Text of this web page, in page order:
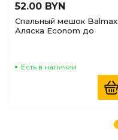
52.00 BYN
Спальный мешок Balmax
Аляска Econom до
Есть в наличии